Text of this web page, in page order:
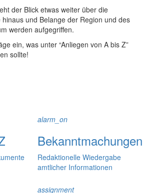
der Blick etwas weiter über die
und Belange der Region und des
werden aufgegriffen.
ein, was unter “Anliegen von A bis Z”
sollte!
alarm_on
Bekanntmachungen
Redaktionelle Wiedergabe
amtlicher Informationen
assignment